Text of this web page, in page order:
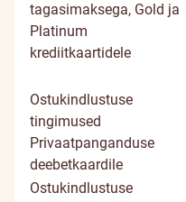
tagasimaksega, Gold ja
Platinum
krediitkaartidele
Ostukindlustuse
tingimused
Privaatpanganduse
deebetkaardile
Ostukindlustuse